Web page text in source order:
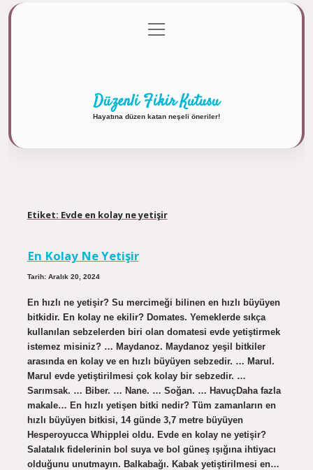
Gizlilik Politikası
menüyü
aç
Düzenli Fikir Kutusu
Hayatına düzen katan neşeli öneriler!
Etiket: Evde en kolay ne yetişir
En Kolay Ne Yetişir
Tarih: Aralık 20, 2024
En hızlı ne yetişir? Su mercimeği bilinen en hızlı büyüyen
bitkidir. En kolay ne ekilir? Domates. Yemeklerde sıkça
kullanılan sebzelerden biri olan domatesi evde yetiştirmek
istemez misiniz? … Maydanoz. Maydanoz yeşil bitkiler
arasında en kolay ve en hızlı büyüyen sebzedir. … Marul.
Marul evde yetiştirilmesi çok kolay bir sebzedir. …
Sarımsak. … Biber. … Nane. … Soğan. … HavuçDaha fazla
makale… En hızlı yetişen bitki nedir? Tüm zamanların en
hızlı büyüyen bitkisi, 14 günde 3,7 metre büyüyen
Hesperoyucca Whipplei oldu. Evde en kolay ne yetişir?
Salatalık fidelerinin bol suya ve bol güneş ışığına ihtiyacı
olduğunu unutmayın. Balkabağı. Kabak yetiştirilmesi en…